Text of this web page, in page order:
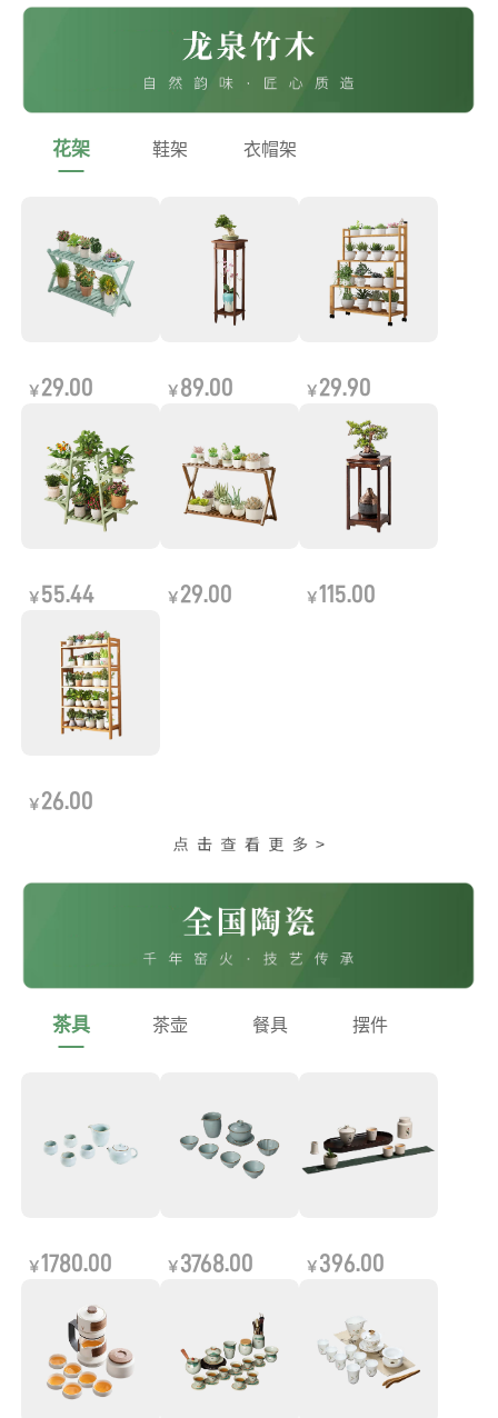
花架 鞋架 衣帽架
￥ 29.00 ￥ 89.00 ￥ 29.90
￥ 55.44 ￥ 29.00 ￥115.00
￥ 26.00
茶具 茶壶 餐具 摆件
￥1780.00 ￥ 3768.00 ￥ 396.00